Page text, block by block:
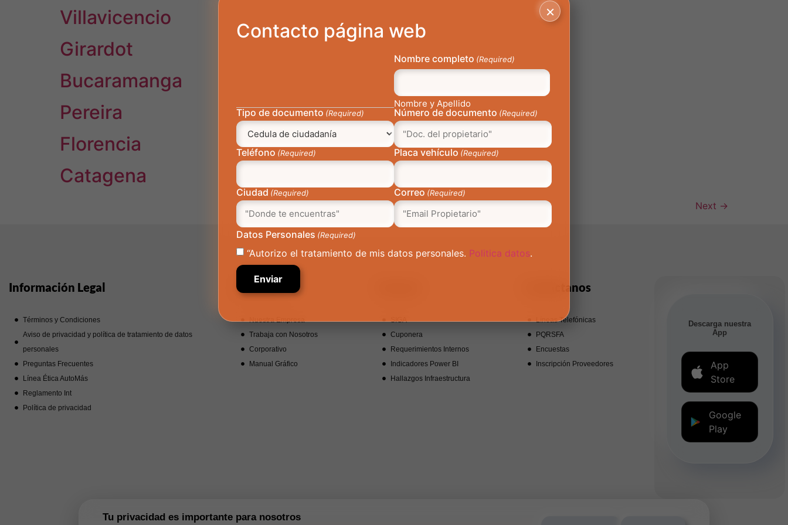
Tu privacidad es importante para nosotros
Villavicencio
Girardot
Bucaramanga
Pereira
Florencia
Catagena
Next →
Información Legal
Términos y Condiciones
Aviso de privacidad y política de tratamiento de datos
personales
Preguntas Frecuentes
Línea Ética AutoMás
Reglamento Int
Política de privacidad
Nosotros
Nuestra Empresa
Trabaja con Nosotros
Corporativo
Manual Gráfico
SIGA
Cuponera
Requerimientos Internos
Indicadores Power BI
Hallazgos Infraestructura
Contáctanos
Líneas Telefónicas
PQRSFA
Encuestas
Inscripción Proveedores
Descarga nuestra
App
App
Store
Google
Play
×
Contacto página web
Nombre completo (Required)
Nombre y Apellido
Tipo de documento (Required) Número de documento (Required)
Teléfono (Required) Placa vehículo (Required)
Ciudad (Required) Correo (Required)
Datos Personales (Required)
“Autorizo el tratamiento de mis datos personales. Politica datos.